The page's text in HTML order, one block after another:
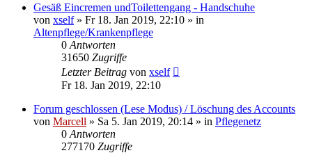
Gesäß Eincremen undToilettengang - Handschuhe
von xself» Fr 18. Jan 2019, 22:10 » in
Altenpflege/Krankenpflege
0 Antworten
31650 Zugriffe
Letzter Beitrag von xself
Fr 18. Jan 2019, 22:10
Forum geschlossen (Lese Modus) / Löschung des Accounts
von Marcell » Sa 5. Jan 2019, 20:14 » in Pflegenetz
0 Antworten
277170 Zugriffe